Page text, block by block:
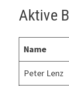
Aktive B
Name
Peter Lenz